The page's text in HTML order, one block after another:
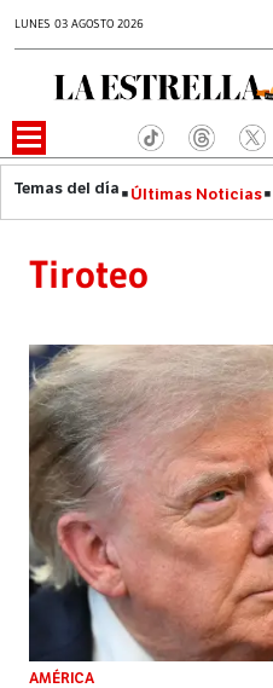
LUNES 03 AGOSTO 2026
Últimas Noticias
Tiroteo
AMÉRICA